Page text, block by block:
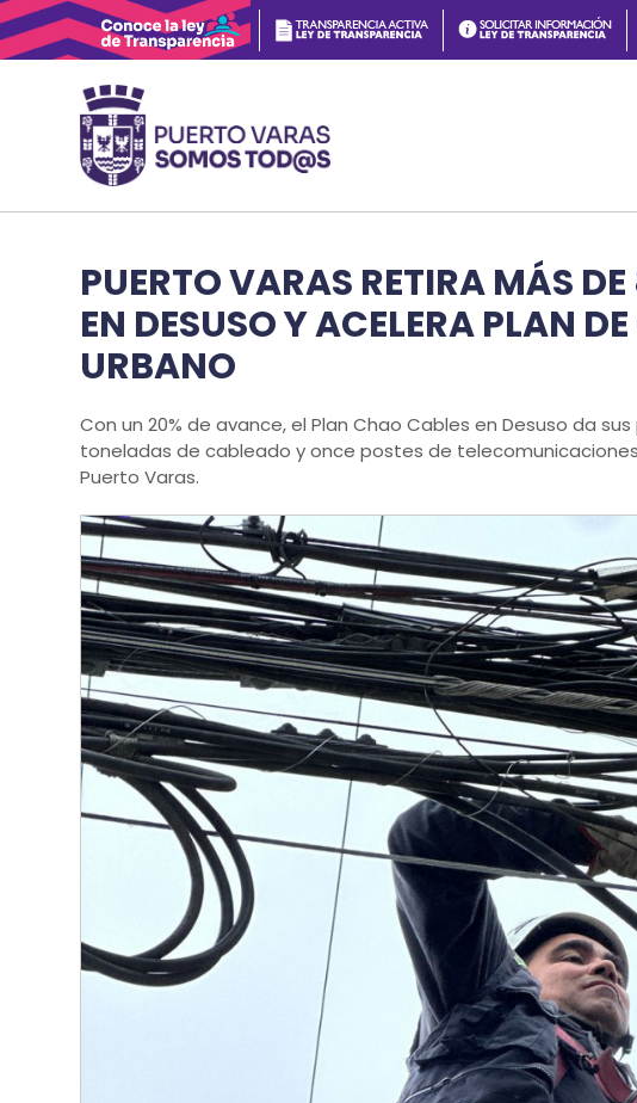
PUERTO VARAS RETIRA MÁS
EN DESUSO Y ACELERA PLAN
URBANO
Con un 20% de avance, el Plan Chao Cables en Desuso da
toneladas de cableado y once postes de
Puerto Varas.